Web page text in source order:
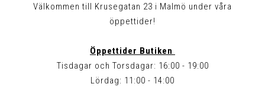
Välkommen till Krusegatan 23 i Malmö under våra
öppettider!
Öppettider Butiken
Tisdagar och Torsdagar: 16:00 - 19:00
Lördag: 11:00 - 14:00